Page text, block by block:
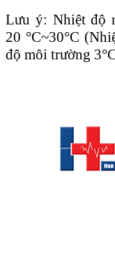
Lưu ý: Nhiệt độ
20 °C~30°C
độ môi trường